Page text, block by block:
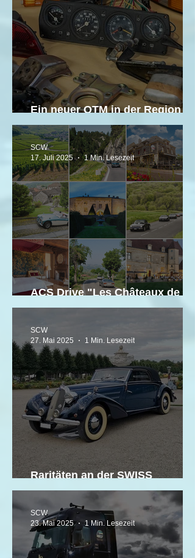
Ein neuer OTM in der Region
Bern und Solothurn
ACS Drive "Les Châteaux de
Bourgogne"
SCW
17. Juli 2025
1 Min. Lesezeit
Raritäten an der SWISS
CLASSIC WORLD
SCW
27. Mai 2025
1 Min. Lesezeit
SCW
23. Mai 2025
1 Min. Lesezeit